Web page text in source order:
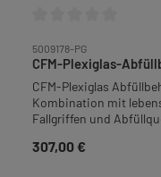
5009178-PG
CFM-Plexiglas-
CFM-Plexiglas
Kombination mit
Fallgriffen und
Höhe 36 cm.Tipp:
Regulärer Preis:
307,00 €